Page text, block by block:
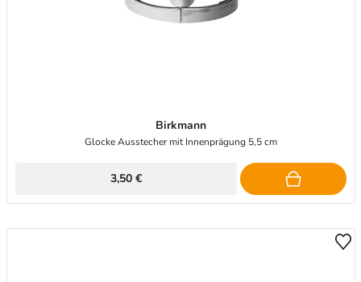
Birkmann
Glocke Ausstecher mit Innenprägung 5,5 cm
3,50 €